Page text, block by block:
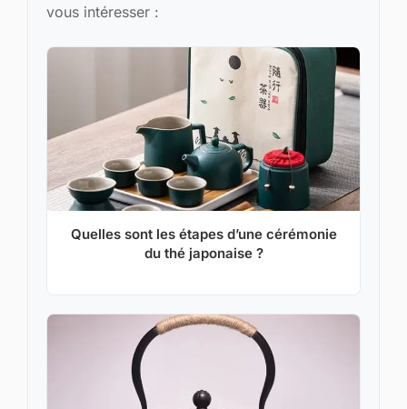
vous intéresser :
Quelles sont les étapes d’une cérémonie
du thé japonaise ?